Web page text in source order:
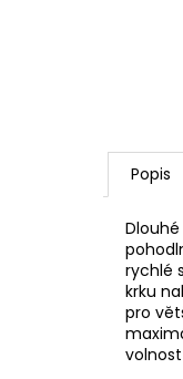
Popis
rychlé
krku
pro